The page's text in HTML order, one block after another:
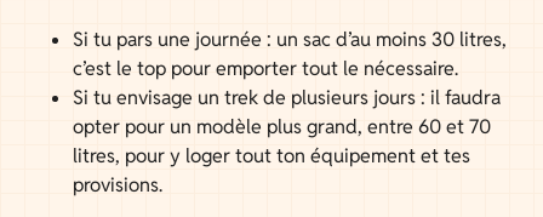
Si tu pars une journée : un sac d’au moins 30 litres,
c’est le top pour emporter tout le nécessaire.
Si tu envisage un trek de plusieurs jours : il faudra
opter pour un modèle plus grand, entre 60 et 70
litres, pour y loger tout ton équipement et tes
provisions.